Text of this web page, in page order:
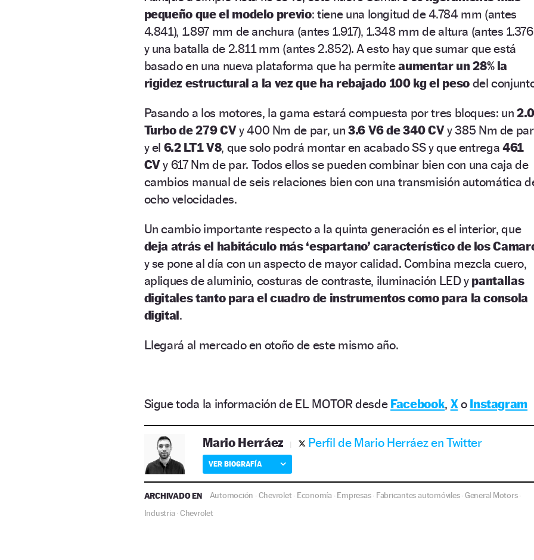
pequeño que el modelo previo: tiene una longitud de 4.784 mm (antes
4.841), 1.897 mm de anchura (antes 1.917), 1.348 mm de altura (antes
y una batalla de 2.811 mm (antes 2.852). A esto hay que sumar que está
basado en una nueva plataforma que ha permiteaumentar un 28% la
rigidez estructural a la vez que ha rebajado 100 kg el pesodel
Pasando a los motores, la gama estará compuesta por tres bloques: un2.0
Turbo de 279 CVy 400 Nm de par, un 3.6 V6 de 340 CVy 385 Nm de
y el 6.2 LT1 V8, que solo podrá montar en acabado SS y que entrega461
CVy 617 Nm de par. Todos ellos se pueden combinar bien con una caja de
cambios manual de seis relaciones bien con una transmisión automática
ocho velocidades.
Un cambio importante respecto a la quinta generación es el interior, que
deja atrás el habitáculo más ‘espartano’ característico de los
y se pone al día con un aspecto de mayor calidad. Combina mezcla cuero,
apliques de aluminio, costuras de contraste, iluminación LED y pantallas
digitales tanto para el cuadro de instrumentos como para la consola
digital.
Llegará al mercado en otoño de este mismo año.
Sigue toda la información de EL MOTOR desde Facebook, Xo Instagram
Mario Herráez Perfil de Mario Herráez en Twitter
VER BIOGRAFÍA
ARCHIVADO EN Automoción ·Chevrolet· Economía·Empresas· Fabricantes automóviles·General Motors·
Industria·Chevrolet